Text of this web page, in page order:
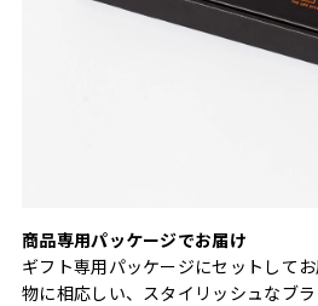
商品専用パッケージでお届け
ギフト専用パッケージにセットして
物に相応しい、スタイリッシュなブラ